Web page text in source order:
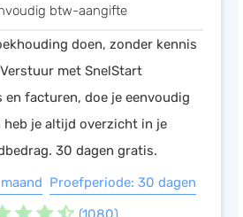
btw-aangifte
doen, zonder kennis
met SnelStart
facturen, doe je eenvoudig
je altijd overzicht in je
30 dagen gratis.
Proefperiode: 30 dagen